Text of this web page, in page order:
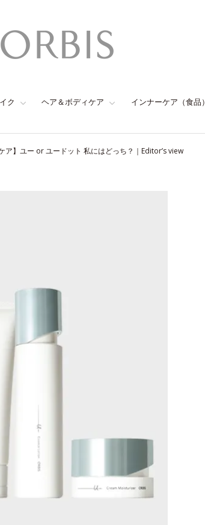
ク ヘア＆ボディケア インナーケア（食品）
ア】ユー or ユードット 私にはどっち？｜Editor’s view